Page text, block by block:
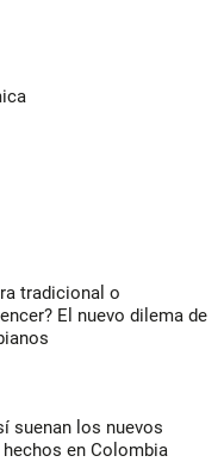
tradicional o
El nuevo dilema de
suenan los nuevos
en Colombia